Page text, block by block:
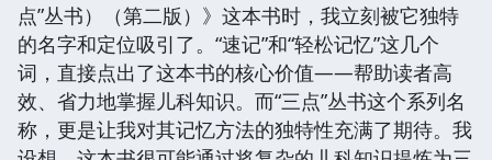
点”丛书）（第二版）》这本书时，我立刻被它独特
的名字和定位吸引了。“速记”和“轻松记忆”这几个
词，直接点出了这本书的核心价值——帮助读者高
效、省力地掌握儿科知识。而“三点”丛书这个系列名
称，更是让我对其记忆方法的独特性充满了期待。我